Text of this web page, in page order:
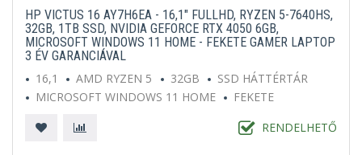
HP VICTUS 16 AY7H6EA - 16,1" FULLHD, RYZEN 5-7640HS,
32GB, 1TB SSD, NVIDIA GEFORCE RTX 4050 6GB,
MICROSOFT WINDOWS 11 HOME - FEKETE GAMER LAPTOP
3 ÉV GARANCIÁVAL
16,1
AMD RYZEN 5 32GB
SSD HÁTTÉRTÁR
MICROSOFT WINDOWS 11 HOME
FEKETE
RENDELHETŐ